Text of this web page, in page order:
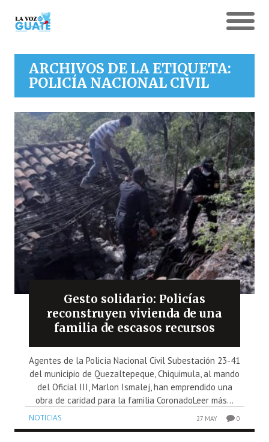
ARCHIVOS DE LA ETIQUETA:
POLICÍA NACIONAL CIVIL
Gesto solidario: Policías
reconstruyen vivienda de una
familia de escasos recursos
Agentes de la Policía Nacional Civil Subestación 23-41
del municipio de Quezaltepeque, Chiquimula, al mando
del Oficial III, Marlon Ismalej, han emprendido una
obra de caridad para la familia CoronadoLeer más...
NOTICIAS 27 MAY 0